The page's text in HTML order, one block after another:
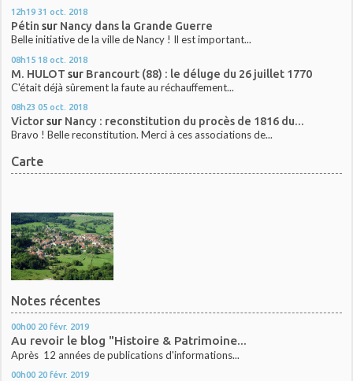
12h19 31 oct. 2018
Pétin sur Nancy dans la Grande Guerre
Belle initiative de la ville de Nancy ! Il est important...
08h15 18 oct. 2018
M. HULOT sur Brancourt (88) : le déluge du 26 juillet 1770
C'était déjà sûrement la faute au réchauffement...
08h23 05 oct. 2018
Victorsur Nancy : reconstitution du procès de 1816 du...
Bravo ! Belle reconstitution. Merci à ces associations de...
Carte
Notes récentes
00h00 20 févr. 2019
Au revoir le blog "Histoire & Patrimoine...
Après 12 années de publications d'informations...
00h00 20 févr. 2019